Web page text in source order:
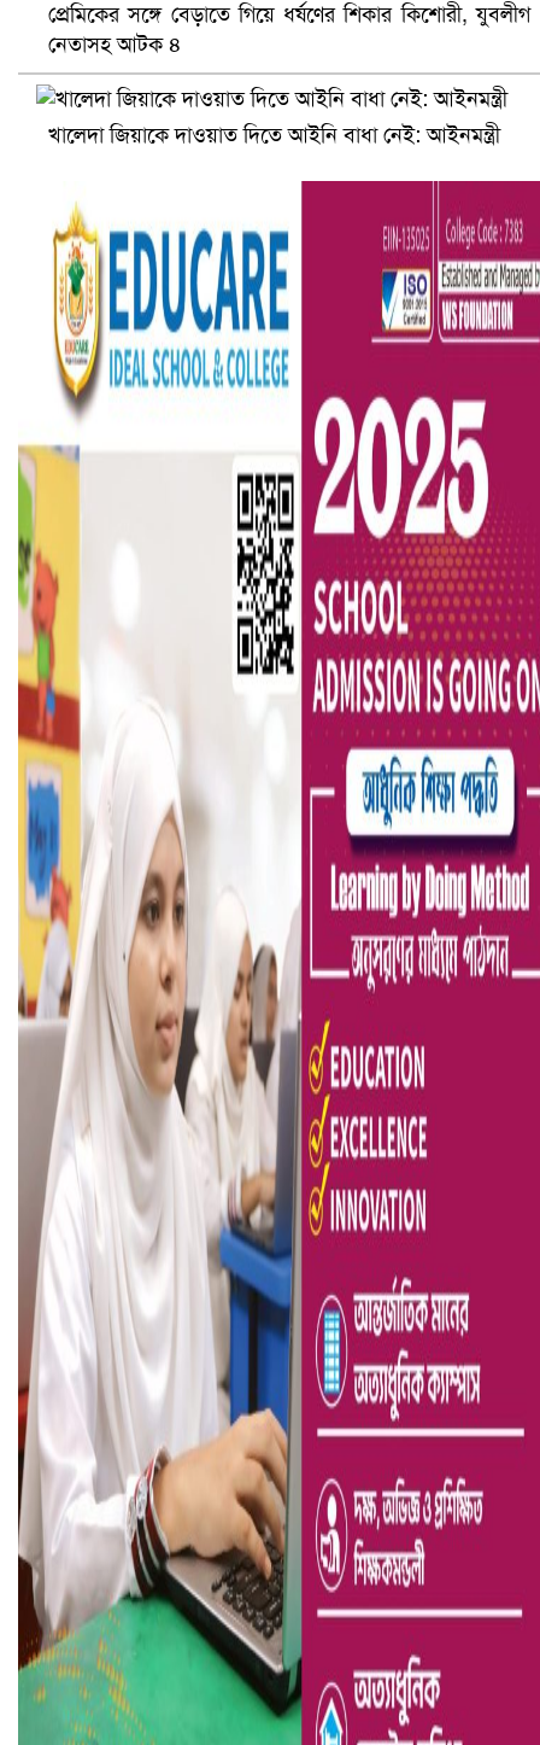
বৈষম্যবিরোধী ছাত্র আন্দোলনের সাধারণ সম্পাদকের পদত্যাগ
ভিউ বাড়াতে রাম দা হাতে ফেসবুকে ভিডিও পোস্ট শিক্ষকের
আ.লীগ ও জাপার ৯ নেতা কারাগারে
ভারতে ভয়াবহ সড়ক দুর্ঘটনা, নিহত ১৫
হলিউডে নতুন প্রেমের গুঞ্জন
প্রেমিকের সঙ্গে বেড়াতে গিয়ে ধর্ষণের শিকার কিশোরী, যুবলীগ
নেতাসহ আটক ৪
খালেদা জিয়াকে দাওয়াত দিতে আইনি বাধা নেই: আইনমন্ত্রী